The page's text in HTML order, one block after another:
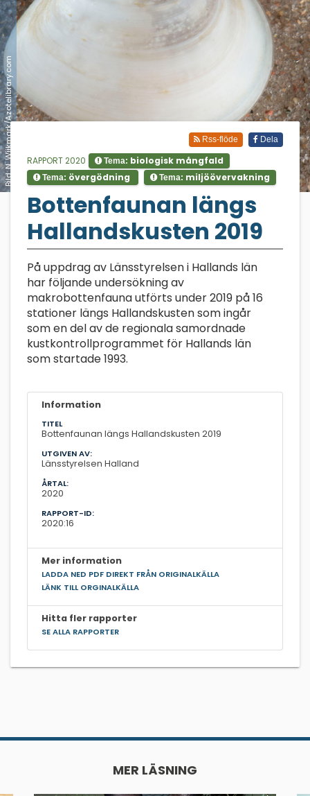
Bild: N. Wijkmark/Azotelibrary.com
;
Dela
Rss-flöde
RAPPORT 2020 Tema: biologisk mångfald
Tema: övergödning Tema: miljöövervakning
Bottenfaunan längs
Hallandskusten 2019
På uppdrag av Länsstyrelsen i Hallands län
har följande undersökning av
makrobottenfauna utförts under 2019 på 16
stationer längs Hallandskusten som ingår
som en del av de regionala samordnade
kustkontrollprogrammet för Hallands län
som startade 1993.
Information
TITEL
Bottenfaunan längs Hallandskusten 2019
UTGIVEN AV:
Länsstyrelsen Halland
ÅRTAL:
2020
RAPPORT-ID:
2020:16
Mer information
LADDA NED PDF DIREKT FRÅN ORIGINALKÄLLA
LÄNK TILL ORGINALKÄLLA
Hitta fler rapporter
SE ALLA RAPPORTER
MER LÄSNING